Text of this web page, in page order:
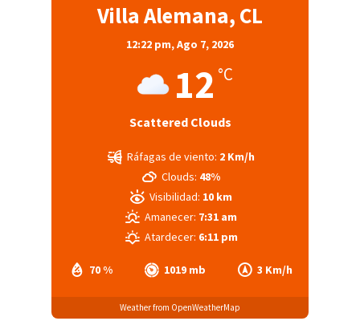
Villa Alemana, CL
12:22 pm,Ago 7, 2026
12 °C
Scattered Clouds
70 % 1019 mb 3 Km/h
Ráfagas de viento: 2 Km/h
Clouds: 48%
Visibilidad: 10 km
Amanecer: 7:31 am
Atardecer: 6:11 pm
Weather from OpenWeatherMap